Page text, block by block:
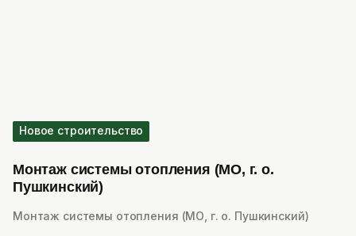
Новое строительство
Монтаж системы отопления (МО, г. о.
Пушкинский)
Монтаж системы отопления (МО, г. о. Пушкинский)